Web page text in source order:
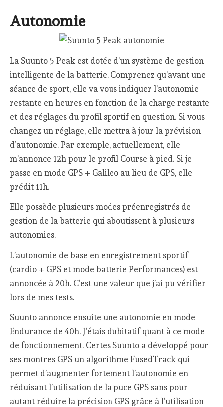
Autonomie
La Suunto 5 Peak est dotée d’un système de gestion
intelligente de la batterie. Comprenez qu’avant une
séance de sport, elle va vous indiquer l’autonomie
restante en heures en fonction de la charge restante
et des réglages du profil sportif en question. Si vous
changez un réglage, elle mettra à jour la prévision
d’autonomie. Par exemple, actuellement, elle
m’annonce 12h pour le profil Course à pied. Si je
passe en mode GPS + Galileo au lieu de GPS, elle
prédit 11h.
Elle possède plusieurs modes préenregistrés de
gestion de la batterie qui aboutissent à plusieurs
autonomies.
L’autonomie de base en enregistrement sportif
(cardio + GPS et mode batterie Performances) est
annoncée à 20h. C’est une valeur que j’ai pu vérifier
lors de mes tests.
Suunto annonce ensuite une autonomie en mode
Endurance de 40h. J’étais dubitatif quant à ce mode
de fonctionnement. Certes Suunto a développé pour
ses montres GPS un algorithme FusedTrack qui
permet d’augmenter fortement l’autonomie en
réduisant l’utilisation de la puce GPS sans pour
autant réduire la précision GPS grâce à l’utilisation